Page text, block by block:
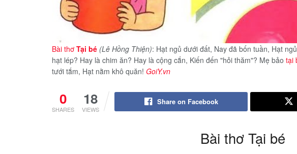
Bài thơ Tại bé (Lê Hồng Thiện): Hạt ngủ dưới đất, Nay đã bốn tuần, Hạt
hạt lép? Hay là chim ăn? Hay là cộng cắn, Kiến đến "hỏi thăm"? Mẹ bảo tại
tưới tắm, Hạt nằm khô quăn! GoiY.vn
0
SHARES
18
VIEWS
Share on Facebook
Bài thơ Tại bé